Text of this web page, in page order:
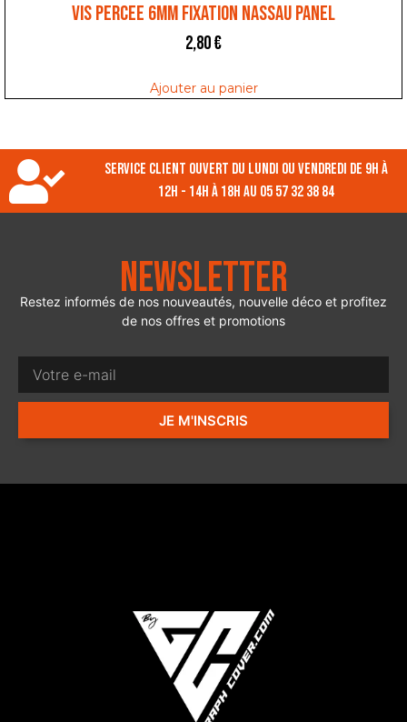
VIS PERCEE 6MM FIXATION NASSAU PANEL
2,80€
Ajouter au panier
Service client ouvert du lundi ou vendredi de 9h à
12h - 14h à 18h au 05 57 32 38 84
Newsletter
Restez informés de nos nouveautés, nouvelle déco et profitez
de nos offres et promotions
JE M'INSCRIS